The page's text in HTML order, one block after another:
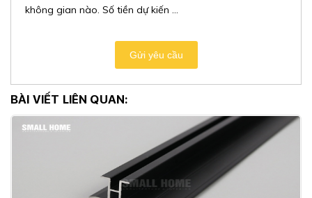
không gian nào. Số tiền dự kiến ...
Gửi yêu cầu
BÀI VIẾT LIÊN QUAN: